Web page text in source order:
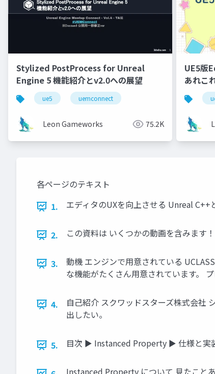
Stylized PostProcess for Unreal
Engine 5 機能紹介とv2.0への展望
ue5 uemconnect
Leon Gameworks 75.2K
UE5版
あれこ
各ページのテキスト
1.
エディタのUXを向上させる Unreal
2. この資料は いくつかの動画を含みます
3.
動機 エンジンで用意されている
な機能がたくさん用意されています。
4.
自己紹介 スクワッドスターズ株式会社
出したい。
5. 目次 ► Instanced Property ► 仕様と実